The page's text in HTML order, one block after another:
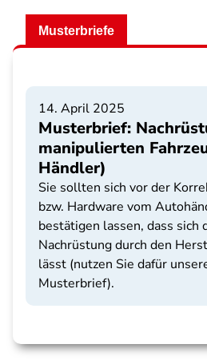
Musterbriefe
14. April 2025
Musterbrief:
manipulierten
Händler)
Sie sollten sich vor der
bzw. Hardware vom
bestätigen lassen, dass sich
Nachrüstung durch den
lässt (nutzen Sie dafür
Musterbrief).